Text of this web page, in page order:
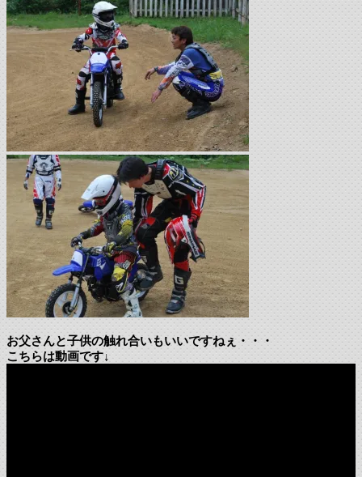
お父さんと子供の触れ合いもいいですねぇ・・・
こちらは動画です↓